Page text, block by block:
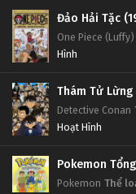
Đảo Hải Tặc
One Piece (Luffy)
Hình
Thám Tử
Detective Conan
Hoạt Hình
Pokemon
Pokemon Thể